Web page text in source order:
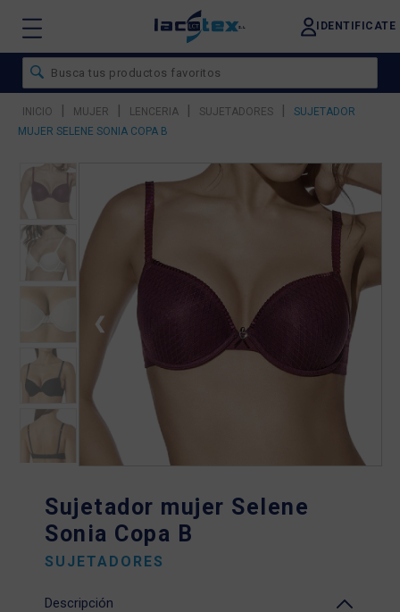
IDENTIFICATE
INICIO | MUJER | LENCERIA | SUJETADORES |
SUJETADOR
MUJER SELENE SONIA COPA B
❮ ❯
Sujetador mujer Selene
Sonia Copa B
SUJETADORES
Descripción